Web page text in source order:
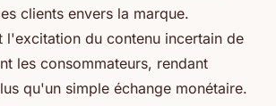
clients envers la marque.
l'excitation du contenu incertain de
les consommateurs, rendant
qu'un simple échange monétaire.